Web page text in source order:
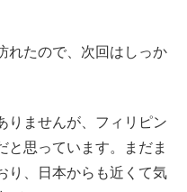
たので、次回はしっか
ませんが、フィリピン
と思っています。まだま
り、日本からも近くて気